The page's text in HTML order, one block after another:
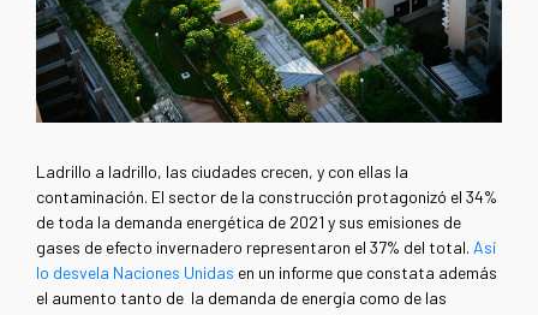
Ladrillo a ladrillo, las ciudades crecen, y con ellas la
contaminación. El sector de la construcción protagonizó el 34%
de toda la demanda energética de 2021 y sus emisiones de
gases de efecto invernadero representaron el 37% del total. Así
lo desvela Naciones Unidas en un informe que constata además
el aumento tanto de la demanda de energía como de las